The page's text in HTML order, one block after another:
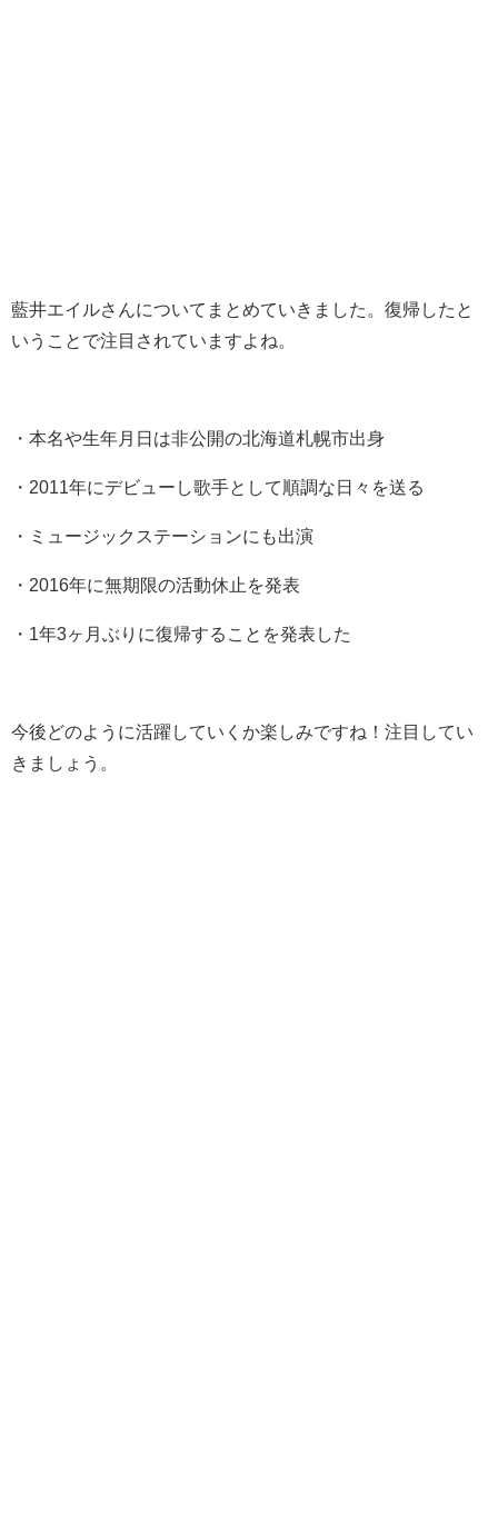
藍井エイルさんについてまとめていきました。復帰したと
いうことで注目されていますよね。
・本名や生年月日は非公開の北海道札幌市出身
・2011年にデビューし歌手として順調な日々を送る
・ミュージックステーションにも出演
・2016年に無期限の活動休止を発表
・1年3ヶ月ぶりに復帰することを発表した
今後どのように活躍していくか楽しみですね！注目してい
きましょう。